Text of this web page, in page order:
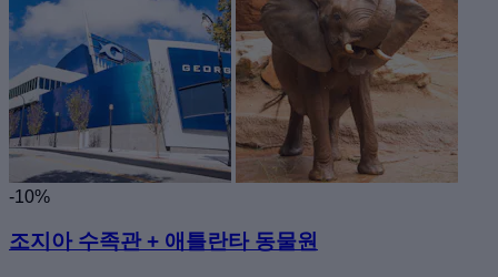
-10%
조지아 수족관 + 애틀란타 동물원